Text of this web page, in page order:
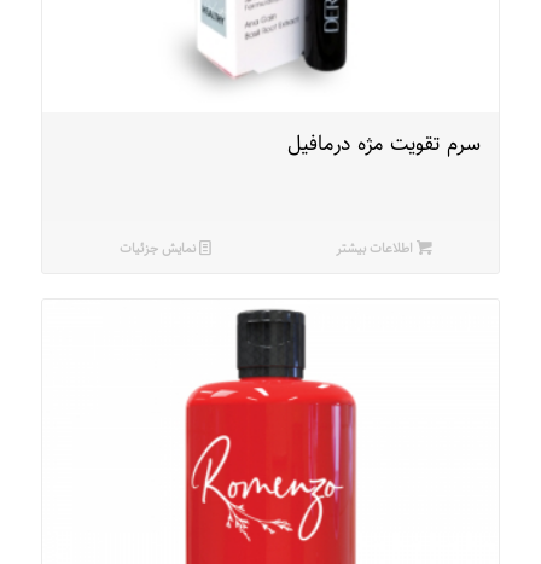
سرم تقویت مژه درمافیل
اطلاعات بیشتر نمایش جزئیات